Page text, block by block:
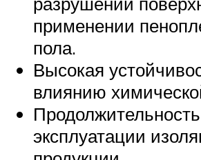
применении
пола.
Высокая
влиянию
Продолжительность
эксплуатации